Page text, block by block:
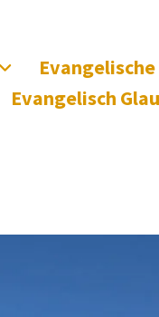
Evangelisch